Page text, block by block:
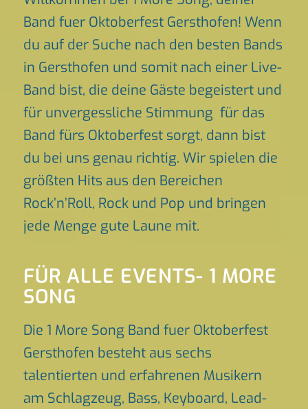
Band fuer Oktoberfest Gersthofen! Wenn
du auf der Suche nach den besten Bands
in Gersthofen und somit nach einer Live-
Band bist, die deine Gäste begeistert und
für unvergessliche Stimmung für das
Band fürs Oktoberfest sorgt, dann bist
du bei uns genau richtig. Wir spielen die
größten Hits aus den Bereichen
Rock’n’Roll, Rock und Pop und bringen
jede Menge gute Laune mit.
FÜR ALLE EVENTS- 1 MORE
SONG
Die 1 More Song Band fuer Oktoberfest
Gersthofen besteht aus sechs
talentierten und erfahrenen Musikern
am Schlagzeug, Bass, Keyboard, Lead-